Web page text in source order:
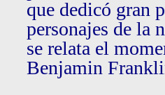
que dedicó gran
personajes de la
se relata el
Benjamin